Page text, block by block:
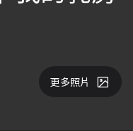
更多照片